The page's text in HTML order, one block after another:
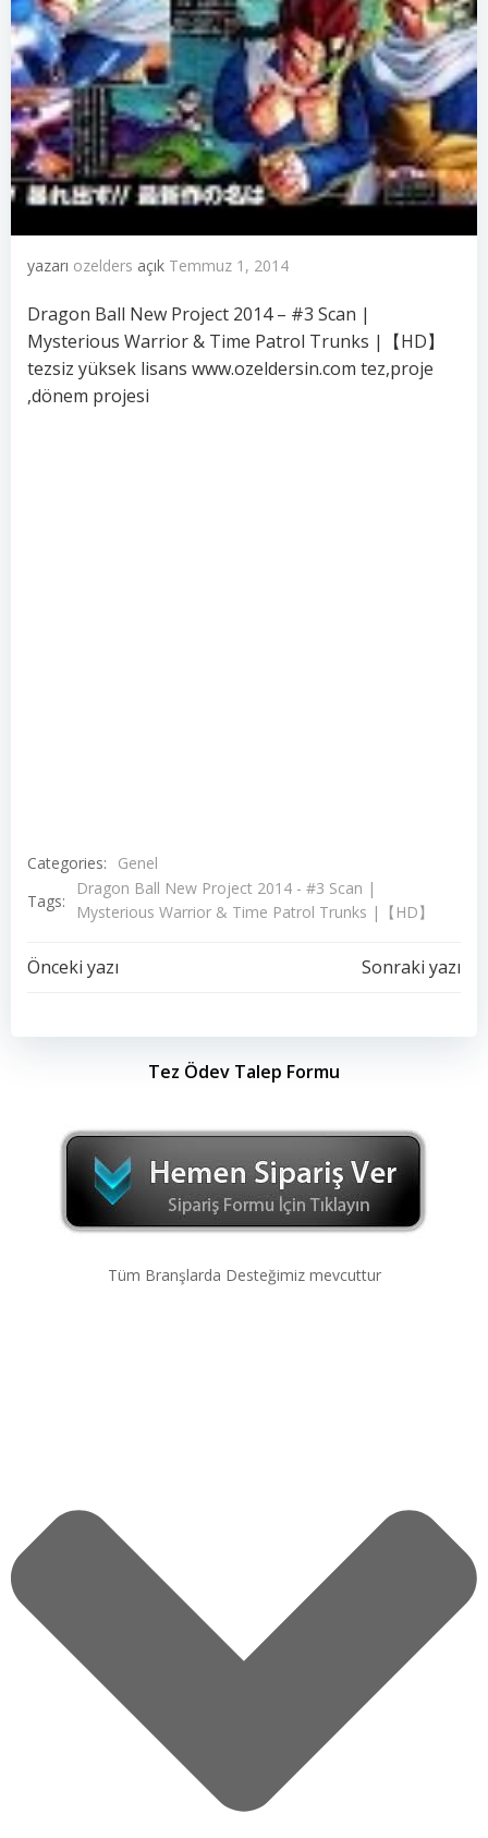
yazarı ozelders açık Temmuz 1, 2014
Dragon Ball New Project 2014 – #3 Scan |
Mysterious Warrior & Time Patrol Trunks |【HD】
tezsiz yüksek lisans www.ozeldersin.com tez,proje
,dönem projesi
Categories:
Genel
Tags:
Dragon Ball New Project 2014 - #3 Scan |
Mysterious Warrior & Time Patrol Trunks |【HD】
Yazı
dolaşımı
Önceki yazı
dolaşımı
Sonraki yazı
Tez Ödev Talep Formu
Tüm Branşlarda Desteğimiz mevcuttur